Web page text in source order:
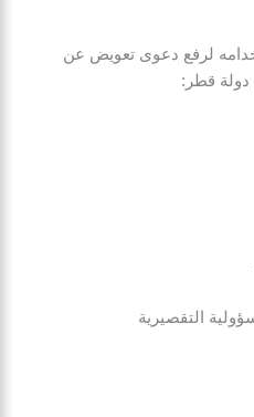
لرفع دعوى تعويض عن
دولة قطر:
التقصيرية